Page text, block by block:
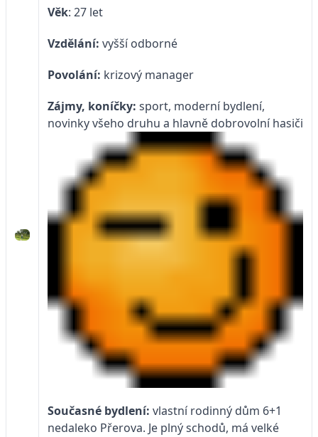
Věk: 27 let
Vzdělání: vyšší odborné
Povolání: krizový manager
Zájmy, koníčky: sport, moderní bydlení,
novinky všeho druhu a hlavně dobrovolní hasiči
Současné bydlení: vlastní rodinný dům 6+1
nedaleko Přerova. Je plný schodů, má velké